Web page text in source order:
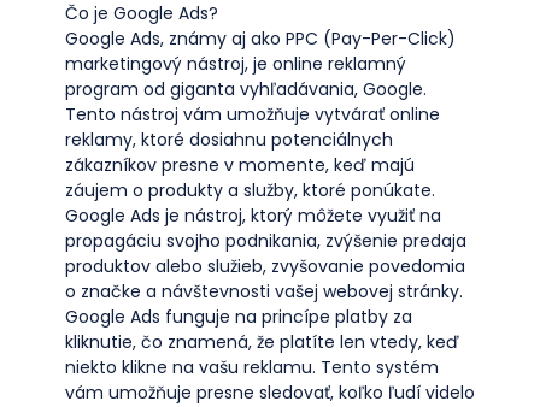
Čo je Google Ads?
Google Ads, známy aj ako PPC (Pay-Per-Click)
marketingový nástroj, je online reklamný
program od giganta vyhľadávania, Google.
Tento nástroj vám umožňuje vytvárať online
reklamy, ktoré dosiahnu potenciálnych
zákazníkov presne v momente, keď majú
záujem o produkty a služby, ktoré ponúkate.
Google Ads je nástroj, ktorý môžete využiť na
propagáciu svojho podnikania, zvýšenie predaja
produktov alebo služieb, zvyšovanie povedomia
o značke a návštevnosti vašej webovej stránky.
Google Ads funguje na princípe platby za
kliknutie, čo znamená, že platíte len vtedy, keď
niekto klikne na vašu reklamu. Tento systém
vám umožňuje presne sledovať, koľko ľudí videlo